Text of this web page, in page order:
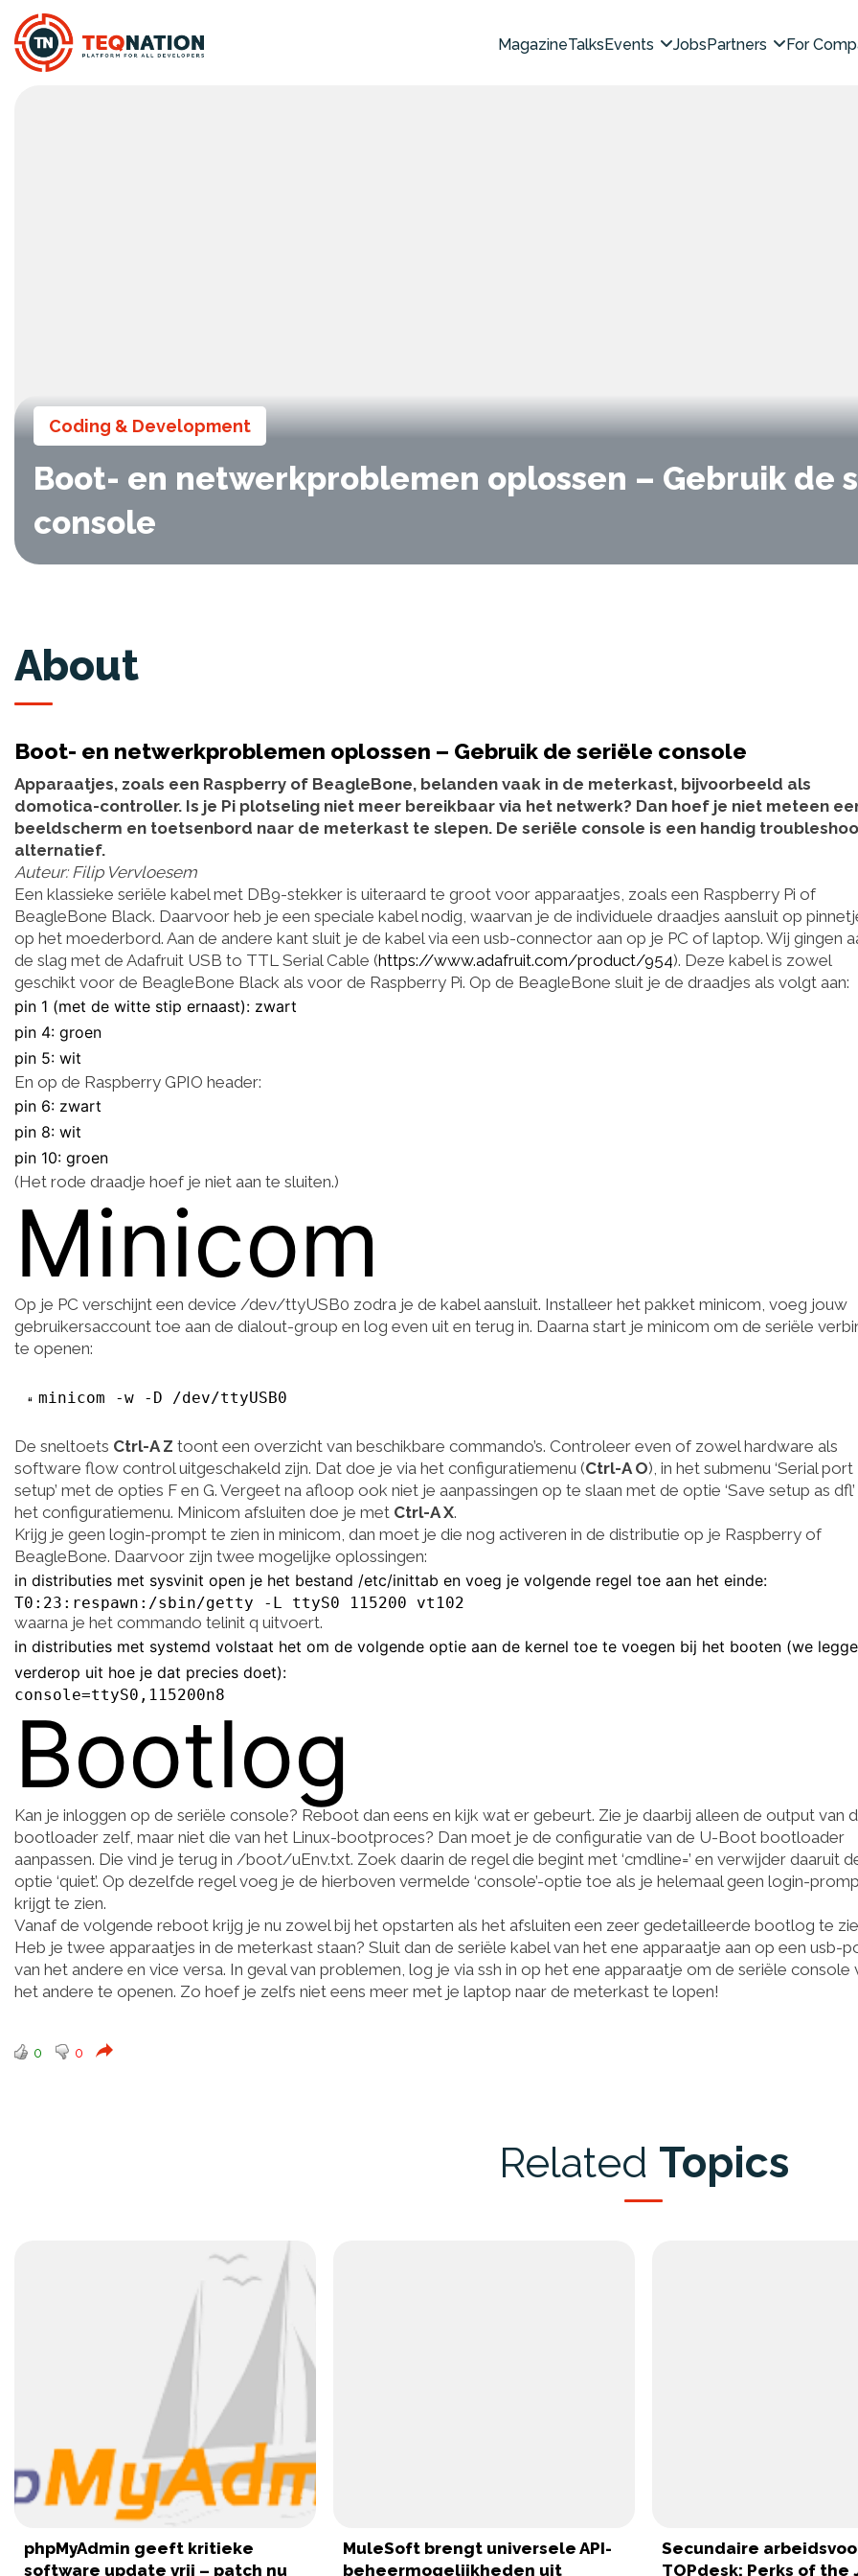
MagazineTalksEvents JobsPartners For
Coding & Development
Boot- en netwerkproblemen oplossen – Gebruik de
console
About
Boot- en netwerkproblemen oplossen – Gebruik de seriële console
Apparaatjes, zoals een Raspberry of BeagleBone, belanden vaak in de meterkast, bijvoorbeeld als
domotica-controller. Is je Pi plotseling niet meer bereikbaar via het netwerk? Dan hoef je niet meteen
beeldscherm en toetsenbord naar de meterkast te slepen. De seriële console is een handig
alternatief.
Auteur: Filip Vervloesem
Een klassieke seriële kabel met DB9-stekker is uiteraard te groot voor apparaatjes, zoals een Raspberry Pi of
BeagleBone Black. Daarvoor heb je een speciale kabel nodig, waarvan je de individuele draadjes aansluit op
op het moederbord. Aan de andere kant sluit je de kabel via een usb-connector aan op je PC of laptop. Wij gingen
de slag met de Adafruit USB to TTL Serial Cable (https://www.adafruit.com/product/954). Deze kabel is zowel
geschikt voor de BeagleBone Black als voor de Raspberry Pi. Op de BeagleBone sluit je de draadjes als volgt aan:
pin 1 (met de witte stip ernaast): zwart
pin 4: groen
pin 5: wit
En op de Raspberry GPIO header:
pin 6: zwart
pin 8: wit
pin 10: groen
(Het rode draadje hoef je niet aan te sluiten.)
Minicom
Op je PC verschijnt een device /dev/ttyUSB0 zodra je de kabel aansluit. Installeer het pakket minicom, voeg jouw
gebruikersaccount toe aan de dialout-group en log even uit en terug in. Daarna start je minicom om de seriële
te openen:
minicom -w -D /dev/ttyUSB0
De sneltoets Ctrl-A Z toont een overzicht van beschikbare commando’s. Controleer even of zowel hardware als
software flow control uitgeschakeld zijn. Dat doe je via het configuratiemenu (Ctrl-A O), in het submenu ‘Serial port
setup’ met de opties F en G. Vergeet na afloop ook niet je aanpassingen op te slaan met de optie ‘Save setup as dfl’
het configuratiemenu. Minicom afsluiten doe je met Ctrl-A X.
Krijg je geen login-prompt te zien in minicom, dan moet je die nog activeren in de distributie op je Raspberry of
BeagleBone. Daarvoor zijn twee mogelijke oplossingen:
in distributies met sysvinit open je het bestand /etc/inittab en voeg je volgende regel toe aan het einde:
T0:23:respawn:/sbin/getty -L ttyS0 115200 vt102
waarna je het commando telinit q uitvoert.
in distributies met systemd volstaat het om de volgende optie aan de kernel toe te voegen bij het booten (we
verderop uit hoe je dat precies doet):
console=ttyS0,115200n8
Bootlog
Kan je inloggen op de seriële console? Reboot dan eens en kijk wat er gebeurt. Zie je daarbij alleen de output van
bootloader zelf, maar niet die van het Linux-bootproces? Dan moet je de configuratie van de U-Boot bootloader
aanpassen. Die vind je terug in /boot/uEnv.txt. Zoek daarin de regel die begint met ‘cmdline=’ en verwijder daaruit
optie ‘quiet’. Op dezelfde regel voeg je de hierboven vermelde ‘console’-optie toe als je helemaal geen login-
krijgt te zien.
Vanaf de volgende reboot krijg je nu zowel bij het opstarten als het afsluiten een zeer gedetailleerde bootlog te
Heb je twee apparaatjes in de meterkast staan? Sluit dan de seriële kabel van het ene apparaatje aan op een usb-
van het andere en vice versa. In geval van problemen, log je via ssh in op het ene apparaatje om de seriële console
het andere te openen. Zo hoef je zelfs niet eens meer met je laptop naar de meterkast te lopen!
0 0
Related Topics
phpMyAdmin geeft kritieke
software update vrij – patch nu
MuleSoft brengt universele API-
beheermogelijkheden uit
Secundaire
TOPdesk: Perks of the